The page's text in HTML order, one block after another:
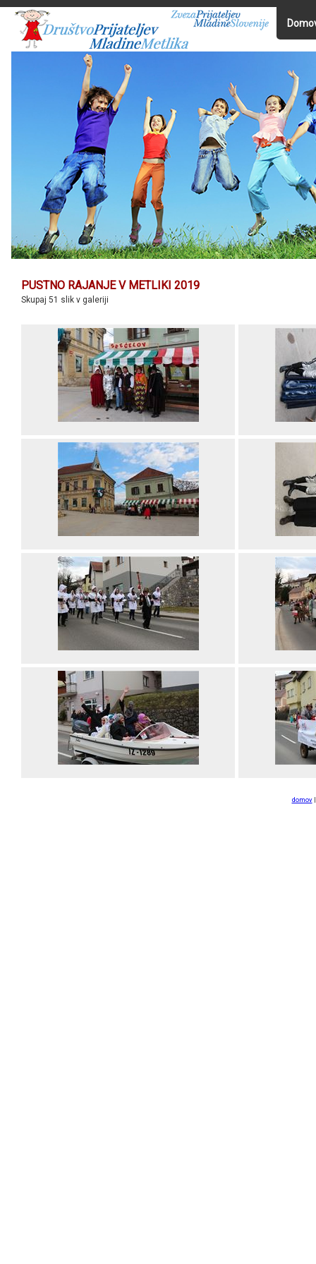
PUSTNO RAJANJE V METLIKI 2019
Skupaj 51 slik v galeriji
domov